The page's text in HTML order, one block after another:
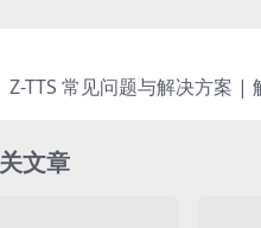
Z-TTS 常见问题与解决方案 |
文章